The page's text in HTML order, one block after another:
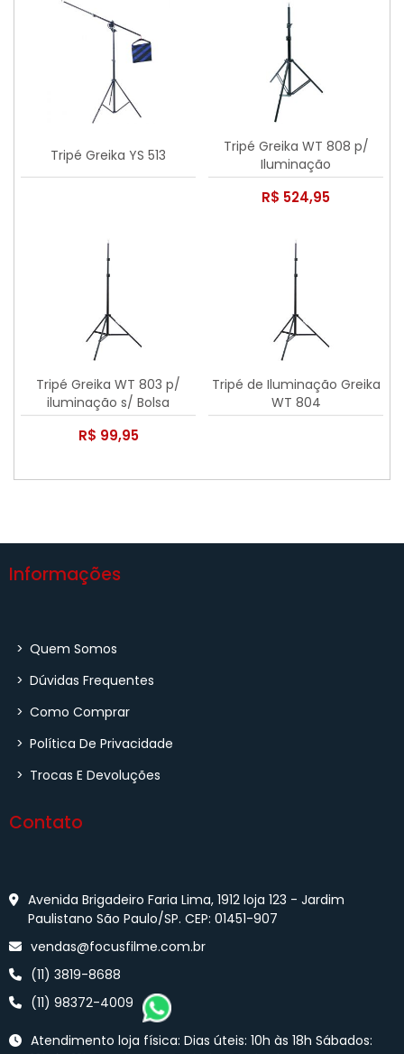
Tripé Greika YS 513
Tripé Greika WT 808 p/
Iluminação
R$ 524,95
Tripé Greika WT 803 p/
iluminação s/ Bolsa
R$ 99,95
Tripé de Iluminação Greika
WT 804
Informações
> Quem Somos
> Dúvidas Frequentes
> Como Comprar
> Política De Privacidade
> Trocas E Devoluções
Contato
Avenida Brigadeiro Faria Lima, 1912 loja 123 - Jardim
Paulistano São Paulo/SP. CEP: 01451-907
vendas@focusfilme.com.br
(11) 3819-8688
(11) 98372-4009
Atendimento loja física: Dias úteis: 10h às 18h Sábados: